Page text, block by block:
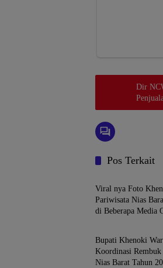
Dir
Pos Terkait
NIAS BARAT
Viral nya Foto
Pariwisata Nias
di Beberapa Media
NIAS BARAT
Bupati Khenoki
Koordinasi
Nias Barat Tahun